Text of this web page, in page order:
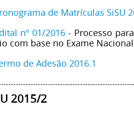
de Matrículas SiSU
nº 01/2016 - Processo
com base no Exame
de Adesão 2016.1
2015/2